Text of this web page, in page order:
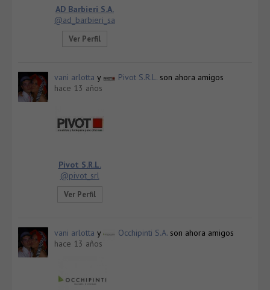
AD Barbieri S.A.
@ad_barbieri_sa
Ver Perfil
vani arlotta y Pivot S.R.L. son ahora amigos
hace 13 años
Pivot S.R.L.
@pivot_srl
Ver Perfil
vani arlotta y Occhipinti S.A. son ahora amigos
hace 13 años